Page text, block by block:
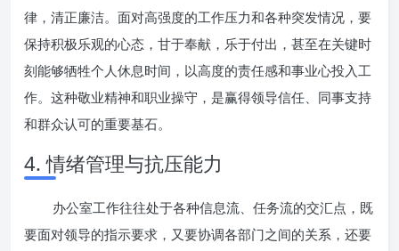
律，清正廉洁。面对高强度的工作压力和各种突发情况，要
保持积极乐观的心态，甘于奉献，乐于付出，甚至在关键时
刻能够牺牲个人休息时间，以高度的责任感和事业心投入工
作。这种敬业精神和职业操守，是赢得领导信任、同事支持
和群众认可的重要基石。
4. 情绪管理与抗压能力
办公室工作往往处于各种信息流、任务流的交汇点，既
要面对领导的指示要求，又要协调各部门之间的关系，还要